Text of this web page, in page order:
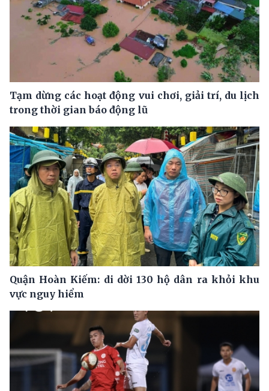
Tạm dừng các hoạt động vui chơi, giải trí, du lịch
trong thời gian báo động lũ
Quận Hoàn Kiếm: di dời 130 hộ dân ra khỏi khu
vực nguy hiểm